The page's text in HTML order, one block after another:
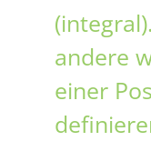
andere
einer